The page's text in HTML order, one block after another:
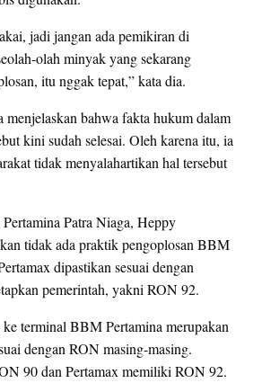
jadi jangan ada pemikiran di
olah minyak yang sekarang
itu nggak tepat,” kata dia.
bahwa fakta hukum dalam
kini sudah selesai. Oleh karena itu, ia
tidak menyalahartikan hal tersebut
Patra Niaga, Heppy
tidak ada praktik pengoplosan BBM
dipastikan sesuai dengan
pemerintah, yakni RON 92.
ke terminal BBM Pertamina merupakan
dengan RON masing-masing.
90 dan Pertamax memiliki RON 92.